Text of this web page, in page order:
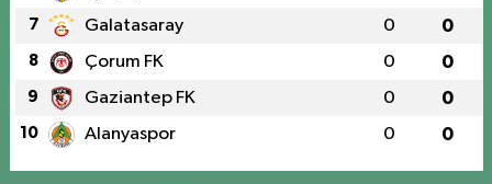
7 Galatasaray 0 0
8 Çorum FK 0 0
9 Gaziantep FK 0 0
10 Alanyaspor 0 0